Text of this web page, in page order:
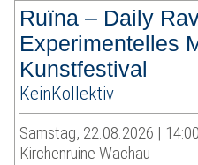
Ruïna – Daily
Experimentelles
Kunstfestival
KeinKollektiv
Samstag, 22.08.2026 |
Kirchenruine Wachau